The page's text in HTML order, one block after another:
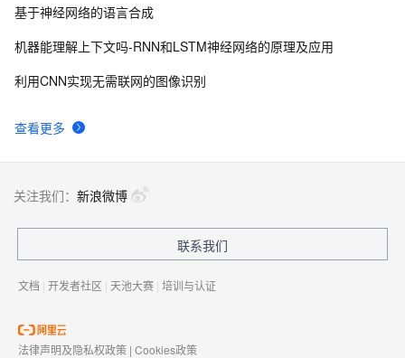
查看更多
基于神经网络的语言合成
机器能理解上下文吗-RNN和LSTM神经网络的原理及应用
利⽤CNN实现⽆需联⽹的图像识别
关注我们： 新浪微博
联系我们
文档 | 开发者社区 | 天池大赛 | 培训与认证
法律声明及隐私权政策 | Cookies政策